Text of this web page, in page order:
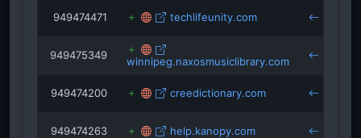
949474471 techlifeunity.com
949475349 winnipeg.naxosmusiclibrary.com
949474200 creedictionary.com
949474263 help.kanopy.com